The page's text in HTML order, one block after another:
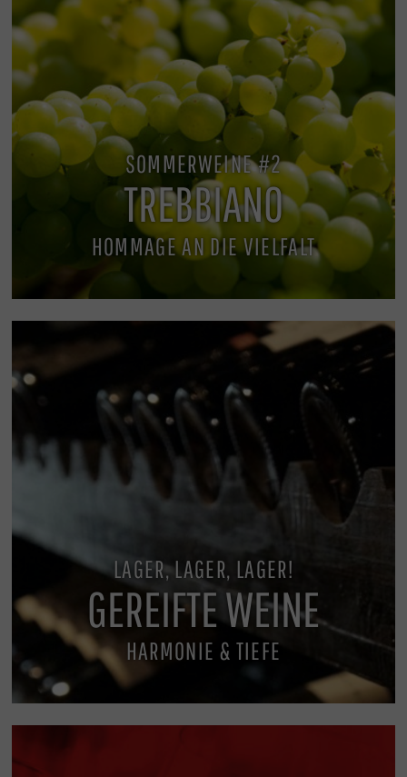
SOMMERWEINE #2
TREBBIANO
HOMMAGE AN DIE VIELFALT
LAGER, LAGER, LAGER!
GEREIFTE WEINE
HARMONIE & TIEFE